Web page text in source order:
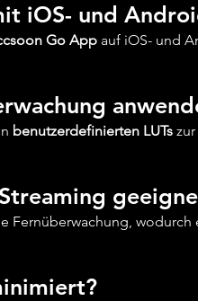
iOS- und
Go App auf iOS- und
benutzerdefinierten LUTs
Fernüberwachung, wodurch